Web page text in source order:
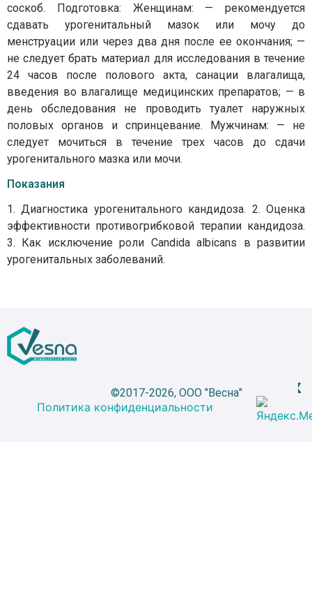
соскоб. Подготовка: Женщинам: — рекомендуется
сдавать урогенитальный мазок или мочу до
менструации или через два дня после ее окончания; —
не следует брать материал для исследования в течение
24 часов после полового акта, санации влагалища,
введения во влагалище медицинских препаратов; — в
день обследования не проводить туалет наружных
половых органов и спринцевание. Мужчинам: — не
следует мочиться в течение трех часов до сдачи
урогенитального мазка или мочи.
Показания
1. Диагностика урогенитального кандидоза. 2. Оценка
эффективности противогрибковой терапии кандидоза.
3. Как исключение роли Candida albicans в развитии
урогенитальных заболеваний.
©2017-2026, ООО "Весна"
Политика конфиденциальности